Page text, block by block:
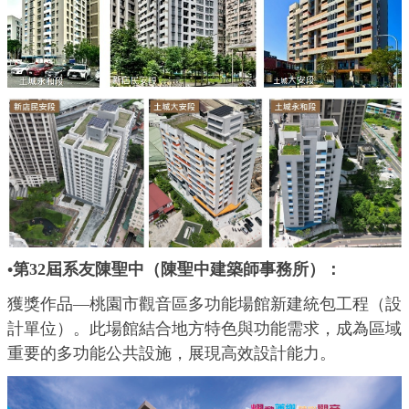
•第32屆系友陳聖中（陳聖中建築師事務所）：
獲獎作品—桃園市觀音區多功能場館新建統包工程 （設
計單位 ） 。此場館結合地方特色與功能需求，成為區域
重要的多功能公共設施，展現高效設計能力。